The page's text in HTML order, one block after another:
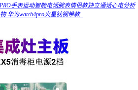
手表运动智能电话腕表情侣款独立通话心电分析
华为watch4pro火星钛钢带款 .